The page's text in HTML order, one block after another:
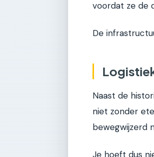
voordat ze de
De
Naast de
niet zonder
bewegwijzerd
Je hoeft dus